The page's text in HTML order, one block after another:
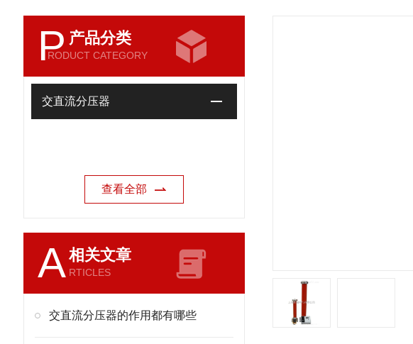
P 产品分类
RODUCT CATEGORY
交直流分压器
查看全部
A相关文章
RTICLES
交直流分压器的作用都有哪些